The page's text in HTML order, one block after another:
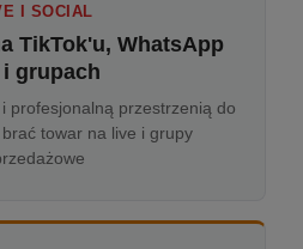
I SOCIAL
TikTok'u, WhatsApp
i grupach
profesjonalną przestrzenią do
towar na live i grupy